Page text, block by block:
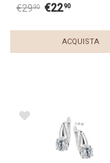
€2990 €2290
ACQUISTA